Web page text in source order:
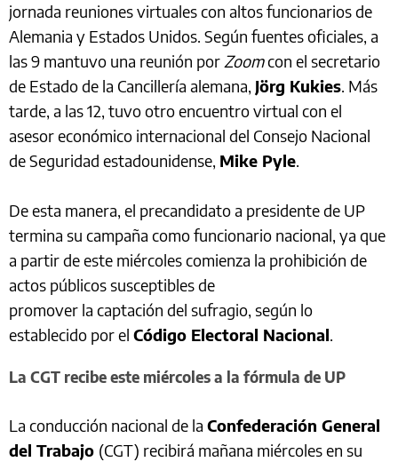
jornada reuniones virtuales con altos funcionarios de
Alemania y Estados Unidos. Según fuentes oficiales, a
las 9 mantuvo una reunión por Zoomcon el secretario
de Estado de la Cancillería alemana, Jörg Kukies. Más
tarde, a las 12, tuvo otro encuentro virtual con el
asesor económico internacional del Consejo Nacional
de Seguridad estadounidense, Mike Pyle.
De esta manera, el precandidato a presidente de UP
termina su campaña como funcionario nacional, ya que
a partir de este miércoles comienza la prohibición de
actos públicos susceptibles de
promover la captación del sufragio, según lo
establecido por el Código Electoral Nacional.
La CGT recibe este miércoles a la fórmula de UP
La conducción nacional de la Confederación General
del Trabajo (CGT) recibirá mañana miércoles en su